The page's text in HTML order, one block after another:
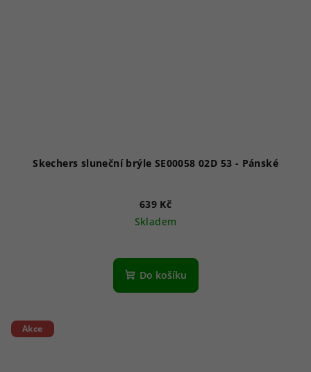
Skechers sluneční brýle SE00058 02D 53 - Pánské
639 Kč
Skladem
Do košíku
Akce